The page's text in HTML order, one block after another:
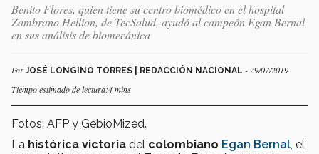
Benito Flores, quien tiene su centro biomédico en el hospital
Zambrano Hellion, de TecSalud, ayudó al campeón Egan Bernal
en sus análisis de biomecánica
PorJOSÉ LONGINO TORRES | REDACCIÓN NACIONAL - 29/07/2019
Tiempo estimado de lectura:4 mins
Fotos: AFP y GebioMized.
La histórica victoria del colombiano Egan Bernal , el